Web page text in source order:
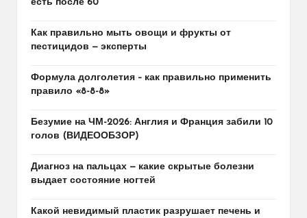
есть после 60
Как правильно мыть овощи и фрукты от
пестицидов — эксперты
Формула долголетия – как правильно применить
правило «8-8-8»
Безумие на ЧМ-2026: Англия и Франция забили 10
голов (ВИДЕООБЗОР)
Диагноз на пальцах — какие скрытые болезни
выдает состояние ногтей
Какой невидимый пластик разрушает печень и